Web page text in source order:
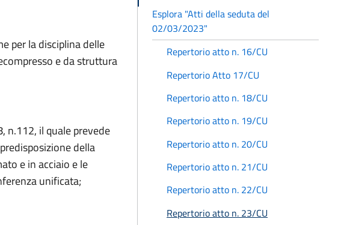
per la disciplina delle
e da struttura
n.112, il quale prevede
della
e in acciaio e le
unificata;
Esplora "Atti della seduta del
02/03/2023"
Repertorio atto n. 16/CU
Repertorio Atto 17/CU
Repertorio atto n. 18/CU
Repertorio atto n. 19/CU
Repertorio atto n. 20/CU
Repertorio atto n. 21/CU
Repertorio atto n. 22/CU
Repertorio atto n. 23/CU